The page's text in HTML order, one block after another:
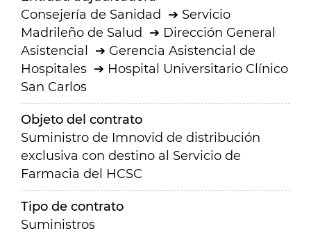
Consejería de Sanidad
Servicio
Madrileño de Salud
Dirección General
Asistencial
Gerencia Asistencial de
Hospitales
Hospital Universitario Clínico
San Carlos
Objeto del contrato
Suministro de Imnovid de distribución
exclusiva con destino al Servicio de
Farmacia del HCSC
Tipo de contrato
Suministros